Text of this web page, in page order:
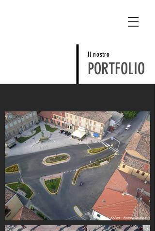
Il nostro
PORTFOLIO